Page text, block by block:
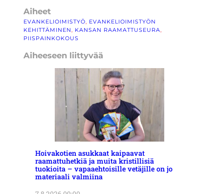
Aiheet
EVANKELIOIMISTYÖ, EVANKELIOIMISTYÖN
KEHITTÄMINEN, KANSAN RAAMATTUSEURA
PIISPAINKOKOUS
Aiheeseen liittyvää
Hoivakotien asukkaat kaipaavat
raamattuhetkiä ja muita kristillisiä
tuokioita – vapaaehtoisille vetäjille on jo
materiaali valmiina